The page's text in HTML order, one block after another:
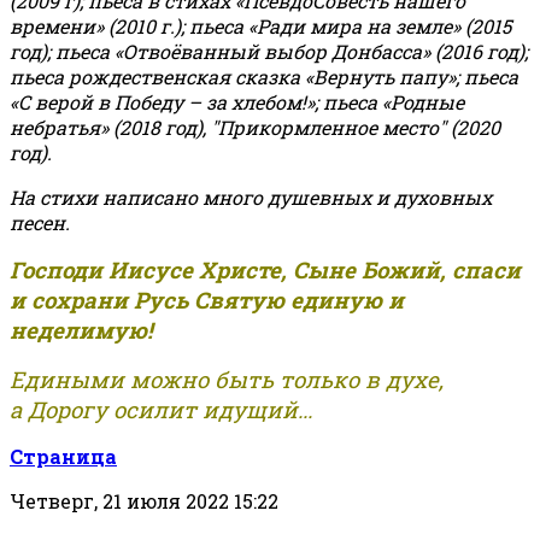
времени» (2010 г.); пьеса «Ради мира на земле» (2015
год); пьеса «Отвоёванный выбор Донбасса» (2016 год);
пьеса рождественская сказка «Вернуть папу»; пьеса
«С верой в Победу – за хлебом!»;пьеса «Родные
небратья» (2018 год), "Прикормленное место" (2020
год).
На стихи написано много душевных и духовных
песен.
Господи Иисусе Христе, Сыне Божий, спаси
и сохрани Русь Святую единую и
неделимую!
Едиными можно быть только в духе,
а Дорогу осилит идущий...
Страница
Четверг, 21 июля 2022 15:22